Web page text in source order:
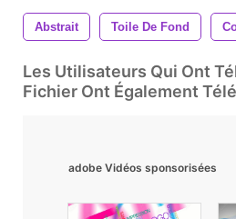
Abstrait Toile De Fond
Les Utilisateurs Qui Ont
Fichier Ont Également
adobe Vidéos sponsorisées